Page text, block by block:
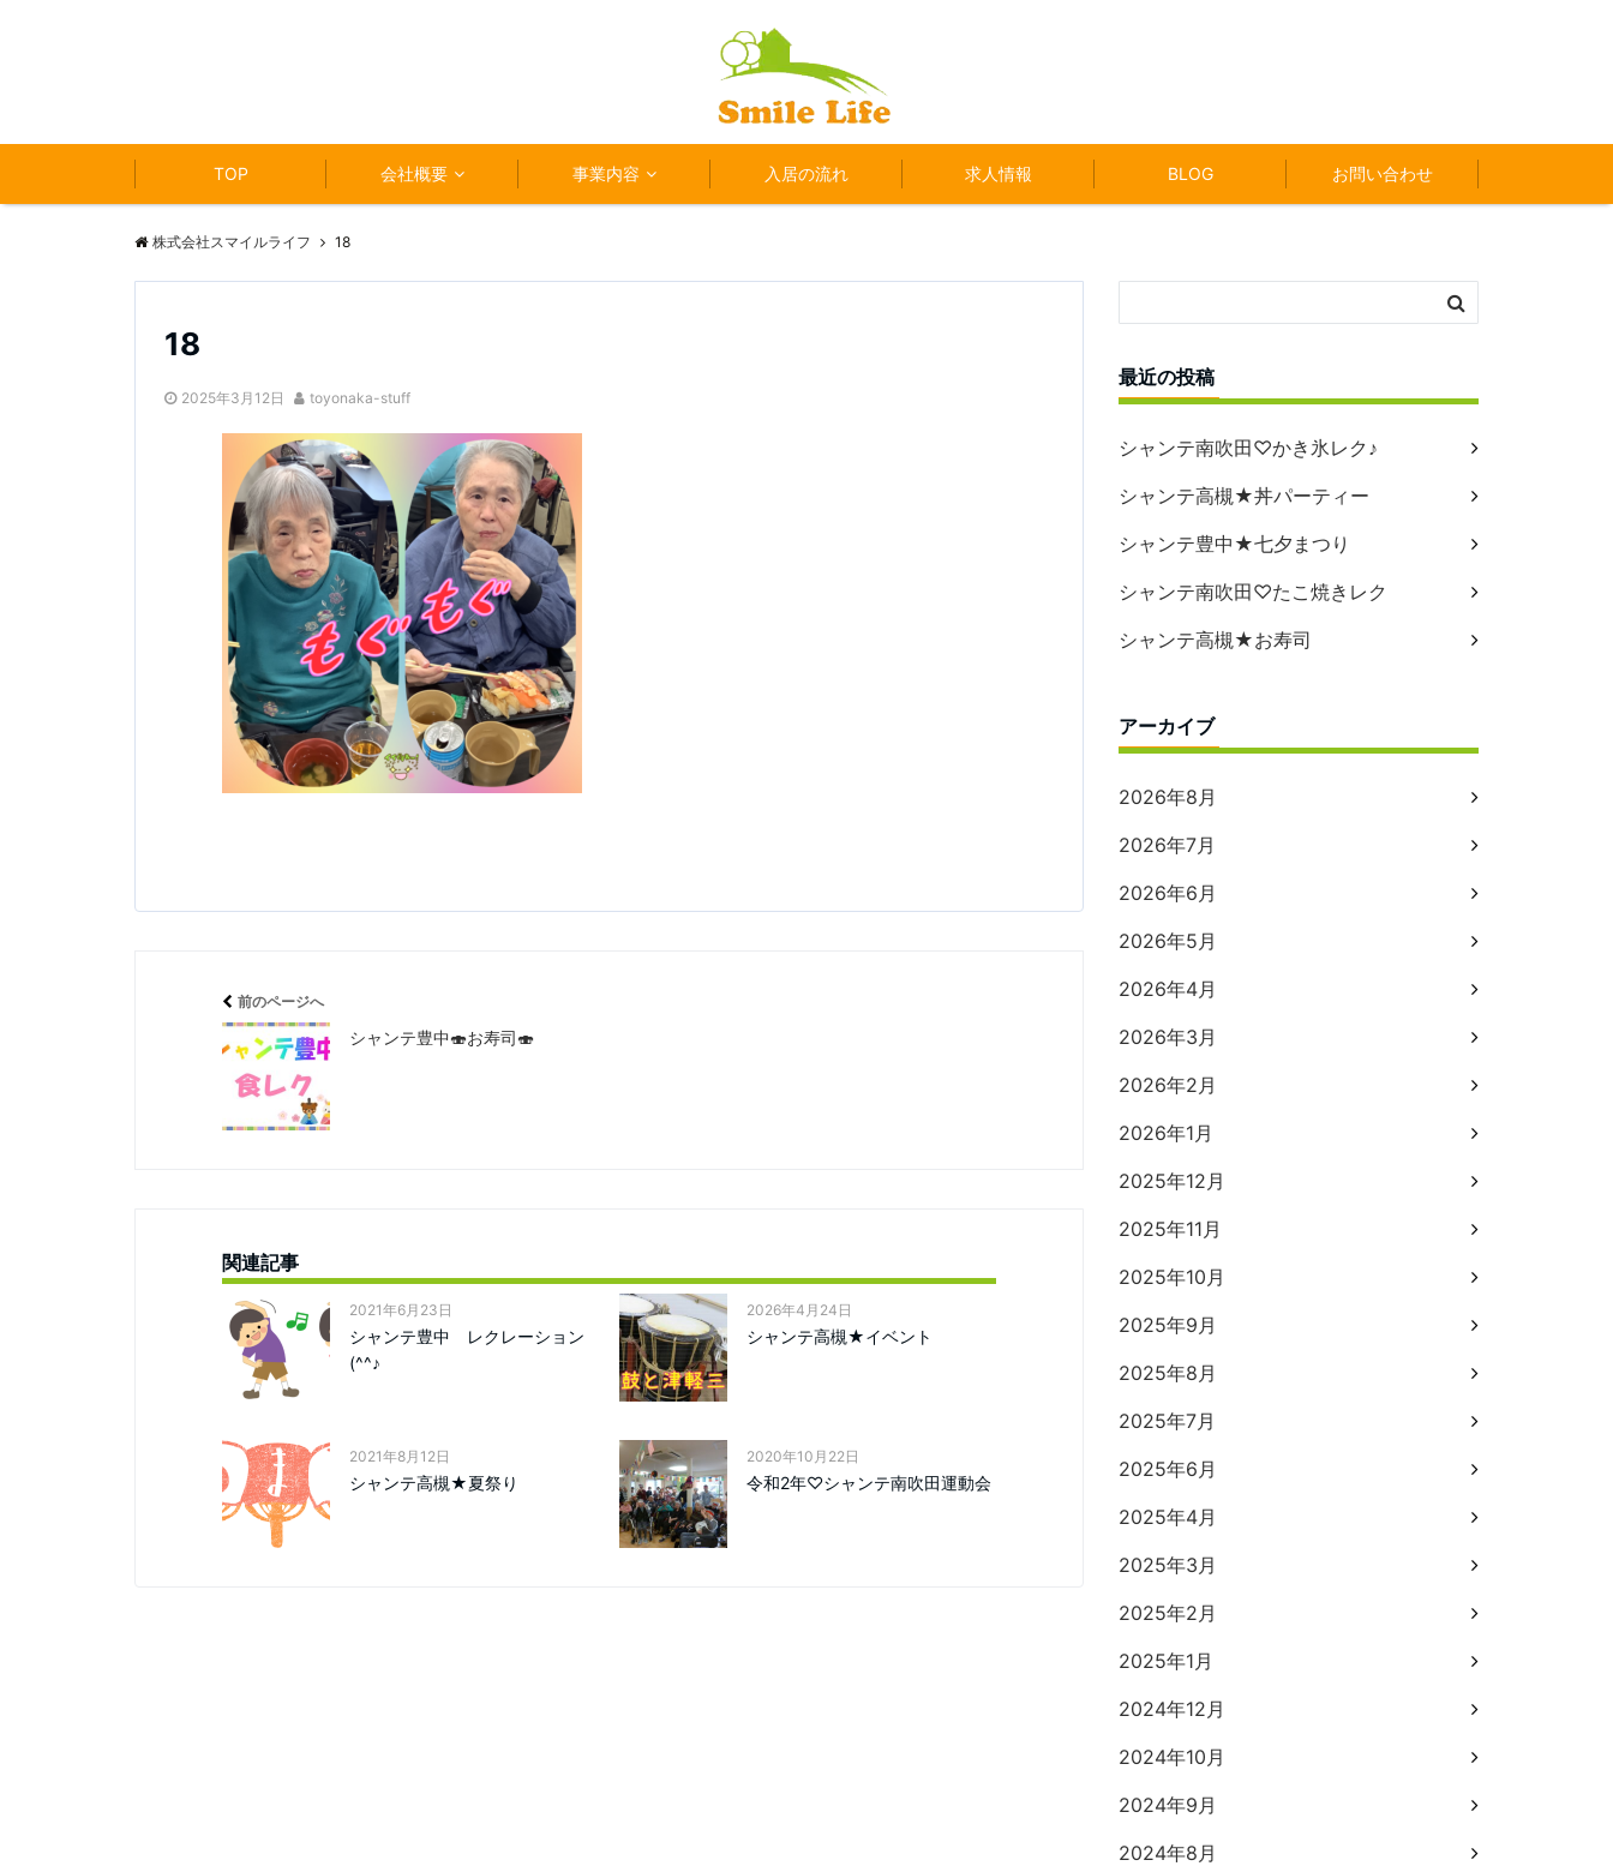
TOP 会社概要 事業内容 入居の流れ 求人情報 BLOG お問い合わせ
株式会社スマイルライフ 18
18
2025年3月12日 toyonaka-stuff
前のページへ
シャンテ豊中🍣お寿司🍣
関連記事
2021年6月23日
シャンテ豊中 レクレーション
(^^♪
2026年4月24日
シャンテ高槻★イベント
2021年8月12日
シャンテ高槻★夏祭り
2020年10月22日
令和2年♡シャンテ南吹田運動会
最近の投稿
シャンテ南吹田♡かき氷レク♪
シャンテ高槻★丼パーティー
シャンテ豊中★七夕まつり
シャンテ南吹田♡たこ焼きレク
シャンテ高槻★お寿司
アーカイブ
2026年8月
2026年7月
2026年6月
2026年5月
2026年4月
2026年3月
2026年2月
2026年1月
2025年12月
2025年11月
2025年10月
2025年9月
2025年8月
2025年7月
2025年6月
2025年4月
2025年3月
2025年2月
2025年1月
2024年12月
2024年10月
2024年9月
2024年8月